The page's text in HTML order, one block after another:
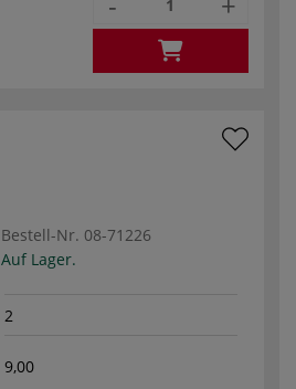
Bestell-Nr. 08-71226
Auf Lager.
2
9,00